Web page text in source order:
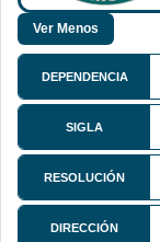
DEPENDENCIA
SIGLA
RESOLUCIÓN
DIRECCIÓN